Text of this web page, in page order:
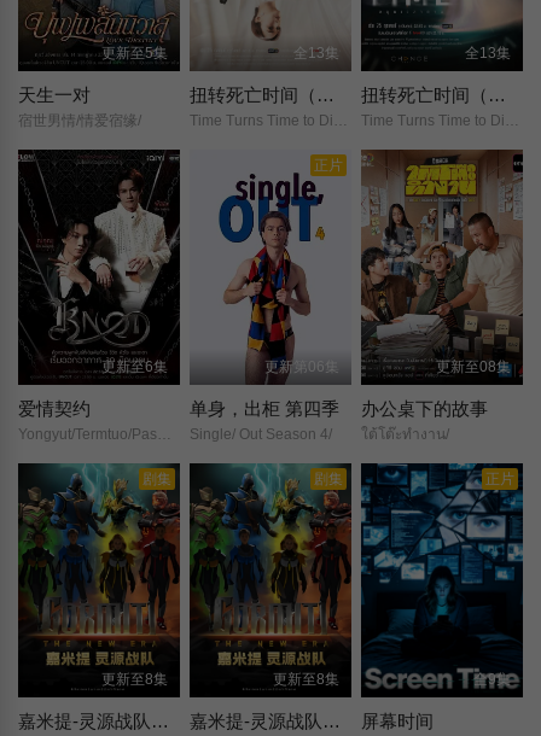
更新至5集
天生一对
宿世男情/情爱宿缘/
全13集
扭转死亡时间（国语版）
Time Turns Time to Die/Death Time/Time Hmun Wela Tay/
全13集
扭转死亡时间（泰语版）
Time Turns Time to Die/Death Time/Time Hmun Wela Tay/
更新至6集
爱情契约
正片
更新第06集
单身，出柜 第四季
Single/ Out Season 4/
更新至08集
办公桌下的故事
ใต้โต๊ะทำงาน/
剧集
更新至8集
嘉米提-灵源战队​（英文版）
剧集
更新至8集
嘉米提-灵源战队（国语版）
正片
全9集
屏幕时间